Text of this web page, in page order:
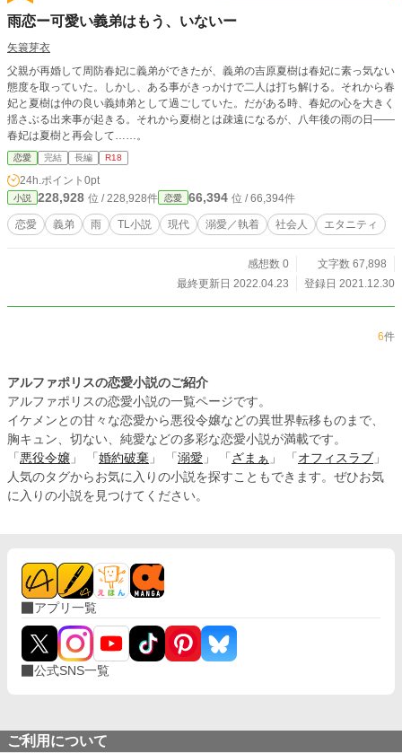
雨恋ー可愛い義弟はもう、いないー
矢簑芽衣
父親が再婚して周防春妃に義弟ができたが、義弟の吉原夏樹は春妃に素っ気ない
態度を取っていた。しかし、ある事がきっかけで二人は打ち解ける。それから春
妃と夏樹は仲の良い義姉弟として過ごしていた。だがある時、春妃の心を大きく
揺さぶる出来事が起きる。それから夏樹とは疎遠になるが、八年後の雨の日――
春妃は夏樹と再会して……。
恋愛 完結 長編 R18
24h.ポイント 0pt
小説 228,928 位 / 228,928件 恋愛 66,394 位 / 66,394件
恋愛 義弟 雨 TL小説 現代 溺愛／執着 社会人 エタニティ
感想数 0
文字数 67,898
最終更新日 2022.04.23
登録日 2021.12.30
6件
アルファポリスの恋愛小説のご紹介
アルファポリスの恋愛小説の一覧ページです。
イケメンとの甘々な恋愛から悪役令嬢などの異世界転移ものまで、
胸キュン、切ない、純愛などの多彩な恋愛小説が満載です。
「 悪役令嬢 」 「 婚約破棄 」 「 溺愛 」 「 ざまぁ 」 「 オフィスラブ 」
人気のタグからお気に入りの小説を探すこともできます。ぜひお気
に入りの小説を見つけてください。
アプリ一覧
公式SNS一覧
ご利用について